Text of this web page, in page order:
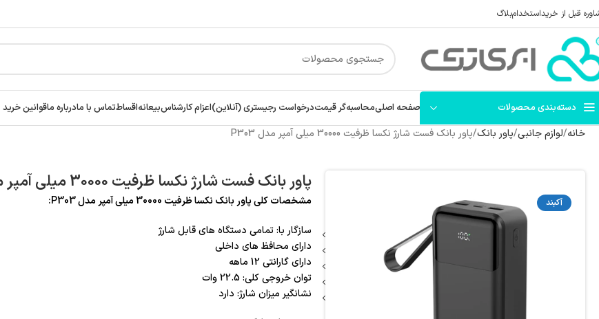
قبل از خریداستخدامبلاگ
دسته‌بندی محصولات صفحه اصلیمحاسبه‌گر قیمتدرخواست رجیستری (آنلاین)اعزام کارشناسبیعانهاقساطتماس با مادرباره ماقوانین خرید
خانه لوازم جانبی پاور بانک پاور بانک فست شارژ نکسا ظرفیت 30000 میلی آمپر مدل P303
آکبند
پاور بانک فست شارژ نکسا ظرفیت 30000 میلی آمپر مدل P303
مشخصات کلی پاور بانک نکسا ظرفیت 30000 میلی آمپر مدل P303:
سازگار با: تمامی دستگاه های قابل شارژ
دارای محافظ های داخلی
دارای گارانتی 12 ماهه
توان خروجی کلی: 22.5 وات
نشانگیر میزان شارژ: دارد